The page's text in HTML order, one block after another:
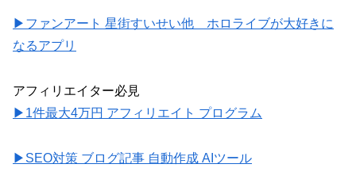
▶ファンアート 星街すいせい他 ホロライブが大好きに
なるアプリ
アフィリエイター必見
▶1件最大4万円 アフィリエイト プログラム
▶SEO対策 ブログ記事 自動作成 AIツール